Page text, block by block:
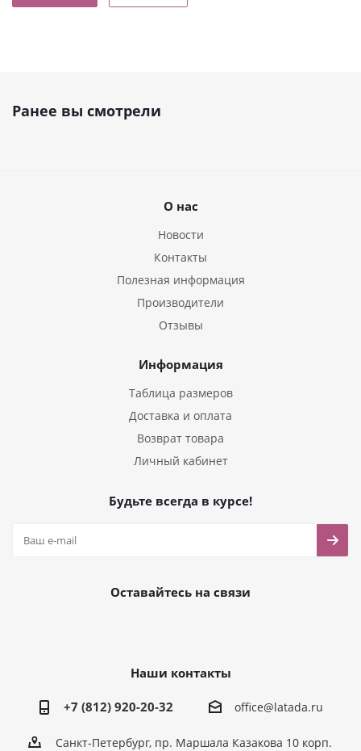
Ранее вы смотрели
О нас
Новости
Контакты
Полезная информация
Производители
Отзывы
Информация
Таблица размеров
Доставка и оплата
Возврат товара
Личный кабинет
Будьте всегда в курсе!
Оставайтесь на связи
Наши контакты
+7 (812) 920-20-32 office@latada.ru
Санкт-Петербург, пр. Маршала Казакова 10 корп.